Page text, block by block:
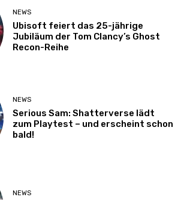
NEWS
Ubisoft feiert das 25-jährige
Jubiläum der Tom Clancy’s Ghost
Recon-Reihe
NEWS
Serious Sam: Shatterverse lädt
zum Playtest – und erscheint schon
bald!
NEWS